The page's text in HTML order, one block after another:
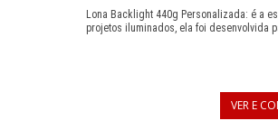
Lona Backlight 440g Personalizada: é a
projetos iluminados, ela foi desenvolvida
VER E